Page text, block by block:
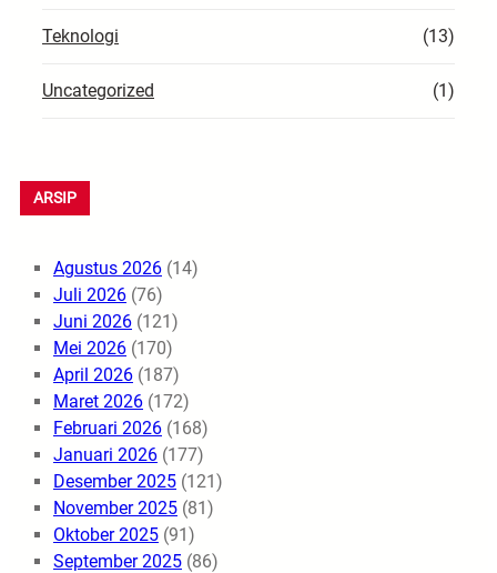
Teknologi (13)
Uncategorized (1)
ARSIP
Agustus 2026 (14)
Juli 2026 (76)
Juni 2026 (121)
Mei 2026 (170)
April 2026 (187)
Maret 2026 (172)
Februari 2026 (168)
Januari 2026 (177)
Desember 2025 (121)
November 2025 (81)
Oktober 2025 (91)
September 2025 (86)